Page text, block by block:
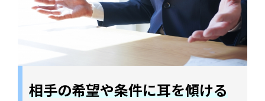
相手の希望や条件に耳を傾ける